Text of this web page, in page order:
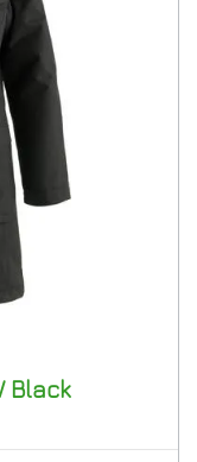
Black